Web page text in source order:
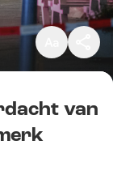
Kopieer link
van